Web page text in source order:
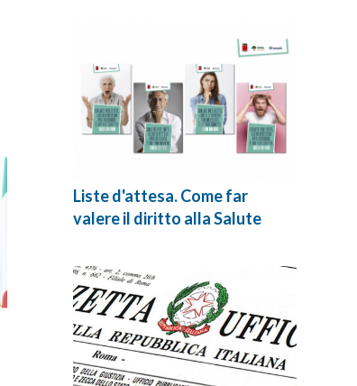
Liste d'attesa. Come far
valere il diritto alla Salute